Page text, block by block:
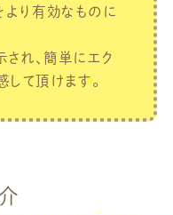
より有効なものに
れ、簡単にエク
て頂けます。